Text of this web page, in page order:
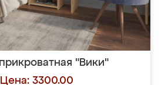
"Вики"
Цена: 3300.00